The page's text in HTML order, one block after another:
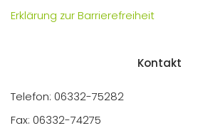
Erklärung zur Barrierefreiheit
Kontakt
Telefon: 06332-75282
Fax: 06332-74275